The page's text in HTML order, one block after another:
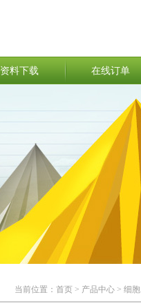
资料下载 在线订单
当前位置： 首页 > 产品中心 > 细胞